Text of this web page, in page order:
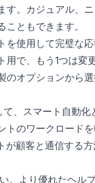
す。カジュアル、
ともできます。
使用して完璧な
で、もう1つは変
オプションから選
、スマート自動化
トのワークロード
顧客と通信する
。より優れたヘル